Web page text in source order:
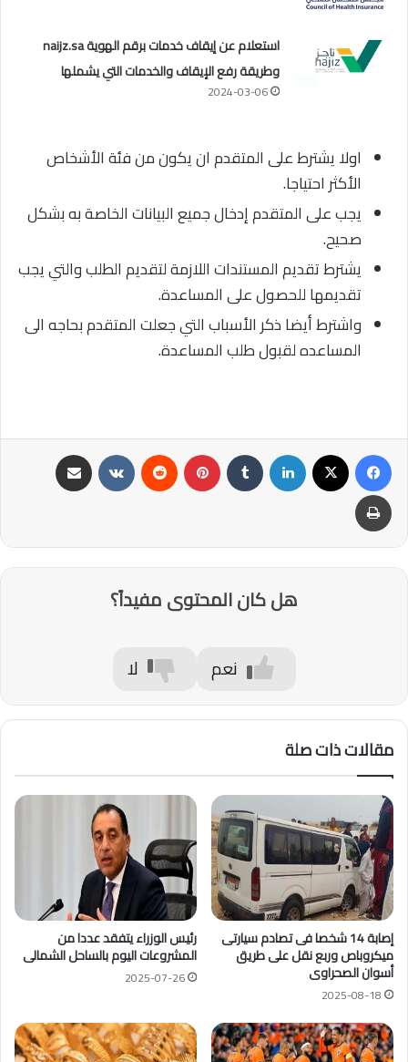
استعلام عن إيقاف خدمات برقم الهوية naijz.sa
وطريقة رفع الإيقاف والخدمات التي يشملها
2024-03-06
اولا يشترط على المتقدم ان يكون من فئة الأشخاص
الأكثر احتياجا.
يجب على المتقدم إدخال جميع البيانات الخاصة به بشكل
صحيح.
يشترط تقديم المستندات اللازمة لتقديم الطلب والتي يجب
تقديمها للحصول على المساعدة.
واشترط أيضا ذكر الأسباب التي جعلت المتقدم بحاجه الى
المساعده لقبول طلب المساعدة.
هل كان المحتوى مفيداً؟
نعم لا
مقالات ذات صلة
إصابة 14 شخصا فى تصادم سيارتى
ميكروباص وربع نقل على طريق
أسوان الصحراوى
2025-08-18
رئيس الوزراء يتفقد عددا من
المشروعات اليوم بالساحل الشمالى
2025-07-26